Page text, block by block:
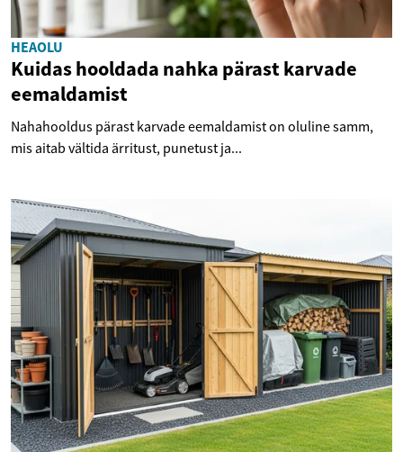
HEAOLU
Kuidas hooldada nahka pärast karvade
eemaldamist
Nahahooldus pärast karvade eemaldamist on oluline samm,
mis aitab vältida ärritust, punetust ja...